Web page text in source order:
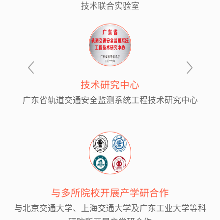
技术联合实验室
技术研究中心
广东省轨道交通安全监测系统工程技术研究中心
与多所院校开展产学研合作
与北京交通大学、上海交通大学及广东工业大学等科